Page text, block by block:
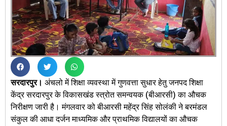
सरदारपुर। अंचलो में शिक्षा व्यवस्था में गुणवत्ता सुधार हेतु जनपद शिक्षा
केंद्र सरदारपुर के विकासखंड स्त्रोत समन्वयक (बीआरसी) का औचक
निरीक्षण जारी है। मंगलवार को बीआरसी महेंद्र सिंह सोलंकी ने बरमंडल
संकुल की आधा दर्जन माध्यमिक और प्राथमिक विद्यालयों का औचक